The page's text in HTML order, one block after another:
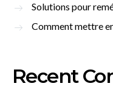
Solutions pour
Comment mettre
Recent